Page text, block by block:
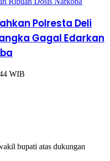
Polresta Deli
Gagal Edarkan
WIB
bupati atas dukungan